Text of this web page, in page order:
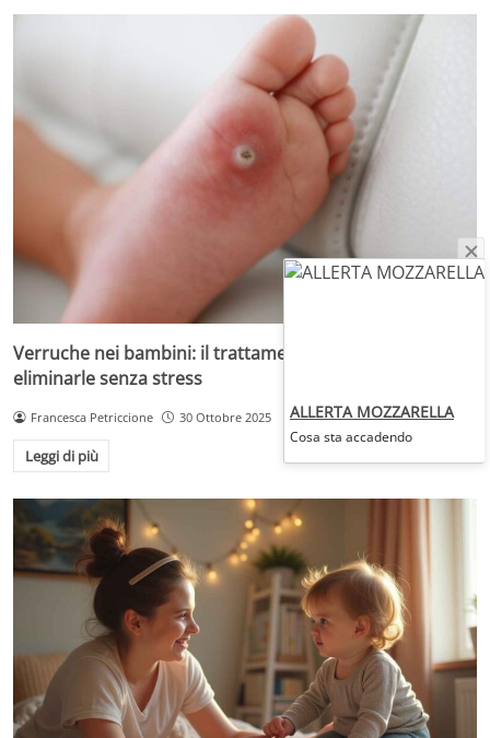
Verruche nei bambini: il trattamento più adatto per
eliminarle senza stress
Francesca Petriccione 30 Ottobre 2025
Leggi di più
ALLERTA MOZZARELLA
Cosa sta accadendo